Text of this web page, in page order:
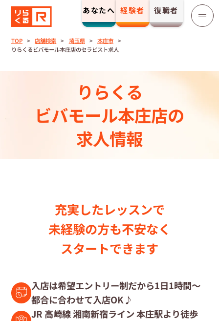
あなたへ 経験者 復職者
りらくる
セラピスト募集
セラピストストーリー⼀覧
収⼊とサポート
トレーニングセンター一覧
セラピスト募集中の店舗検索
復職セラピスト募集
TOP 店舗検索 埼玉県
本庄市
りらくるビバモール本庄店のセラピスト求人
りらくる
ビバモール本庄店の
求人情報
充実したレッスンで
未経験の⽅も不安なく
スタートできます
入店は希望エントリー制だから1日1時間～
都合に合わせて入店OK♪
JR 高崎線 湘南新宿ライン 本庄駅より徒歩